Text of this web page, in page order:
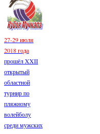
27-29 июля
2018 года
прошёл XXII
открытый
областной
турнир по
пляжному
волейболу
среди мужских